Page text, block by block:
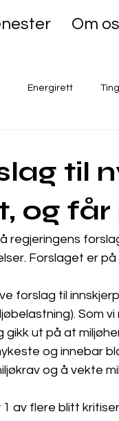
Om
Energirett
til
og får
regjeringens
Forslaget er på
forslag til
Som
ut på at
og innebar
og å vekte
av flere blitt